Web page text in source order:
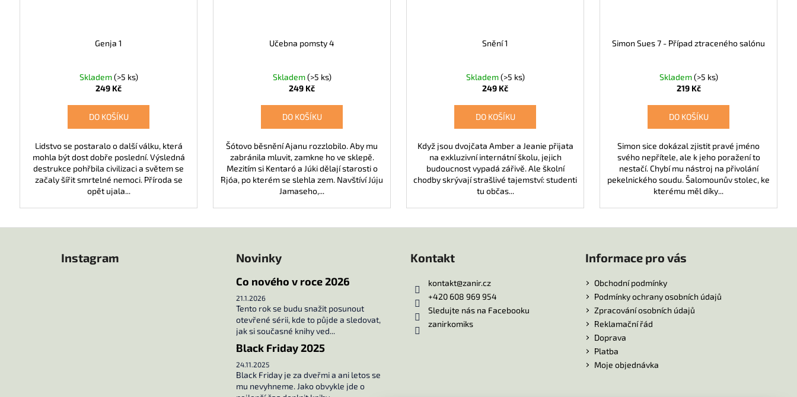
Genja 1
Skladem(>5 ks)
249 Kč
DO KOŠÍKU
Lidstvo se postaralo o další válku, která
mohla být dost dobře poslední. Výsledná
destrukce pohřbila civilizaci a světem se
začaly šířit smrtelné nemoci. Příroda se
opět ujala...
Učebna pomsty 4
Skladem(>5 ks)
249 Kč
DO KOŠÍKU
Šótovo běsnění Ajanu rozzlobilo. Aby mu
zabránila mluvit, zamkne ho ve sklepě.
Mezitím si Kentaró a Júki dělají starosti o
Rjóa, po kterém se slehla zem. Navštíví Júju
Jamaseho,...
Snění 1
Skladem(>5 ks)
249 Kč
DO KOŠÍKU
Když jsou dvojčata Amber a Jeanie přijata
na exkluzivní internátní školu, jejich
budoucnost vypadá zářivě. Ale školní
chodby skrývají strašlivé tajemství: studenti
tu občas...
Simon Sues 7 - Případ ztraceného salónu
Skladem(>5 ks)
219 Kč
DO KOŠÍKU
Simon sice dokázal zjistit pravé jméno
svého nepřítele, ale k jeho poražení to
nestačí. Chybí mu nástroj na přivolání
pekelnického soudu. Šalomounův stolec, ke
kterému měl díky...
Instagram Novinky
Co nového v roce 2026
21.1.2026
Tento rok se budu snažit posunout
otevřené sérii, kde to půjde a sledovat,
jak si současné knihy ved...
Black Friday 2025
24.11.2025
Black Friday je za dveřmi a ani letos se
mu nevyhneme. Jako obvykle jde o
Kontakt
kontakt@zanir.cz
+420 608 969 954
Sledujte nás na Facebooku
zanirkomiks
Informace pro vás
Obchodní podmínky
Podmínky ochrany osobních údajů
Zpracování osobních údajů
Reklamační řád
Doprava
Platba
Moje objednávka